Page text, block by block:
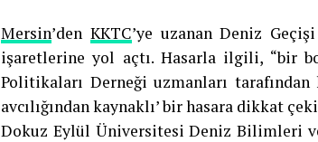
Mersin’den KKTC’ye uzanan Deniz
işaretlerine yol açtı. Hasarla ilgili, “bir
Politikaları Derneği uzmanları
avcılığından kaynaklı’ bir hasara dikkat
Dokuz Eylül Üniversitesi Deniz Bilimleri